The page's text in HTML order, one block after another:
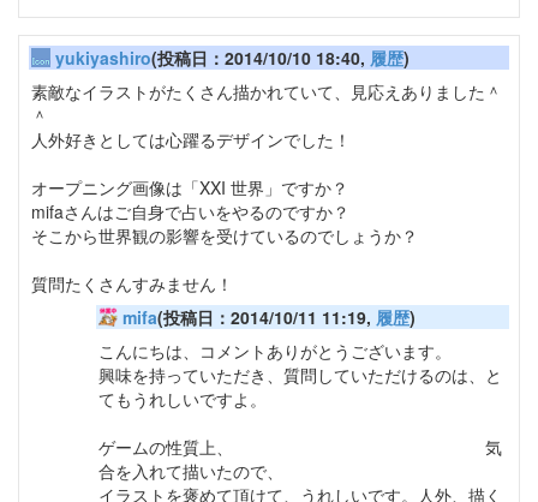
yukiyashiro(投稿日：2014/10/10 18:40, 履歴)
素敵なイラストがたくさん描かれていて、見応えありました＾
＾
人外好きとしては心躍るデザインでした！
オープニング画像は「XXI 世界」ですか？
mifaさんはご自身で占いをやるのですか？
そこから世界観の影響を受けているのでしょうか？
質問たくさんすみません！
mifa(投稿日：2014/10/11 11:19, 履歴)
こんにちは、コメントありがとうございます。
興味を持っていただき、質問していただけるのは、と
てもうれしいですよ。
ゲームの性質上、
気
合を入れて描いたので、
イラストを褒めて頂けて、うれしいです。人外、描く